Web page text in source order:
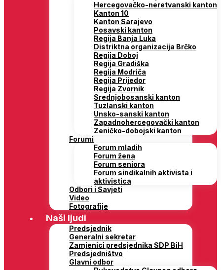
Hercegovačko-neretvanski kanton
Kanton 10
Kanton Sarajevo
Posavski kanton
Regija Banja Luka
Distriktna organizacija Brčko
Regija Doboj
Regija Gradiška
Regija Modriča
Regija Prijedor
Regija Zvornik
Srednjobosanski kanton
Tuzlanski kanton
Unsko-sanski kanton
Zapadnohercegovački kanton
Zeničko-dobojski kanton
Forumi
Forum mladih
Forum žena
Forum seniora
Forum sindikalnih aktivista i
aktivistica
Odbori i Savjeti
Video
Fotografije
Naši ljudi
Predsjednik
Generalni sekretar
Zamjenici predsjednika SDP BiH
Predsjedništvo
Glavni odbor